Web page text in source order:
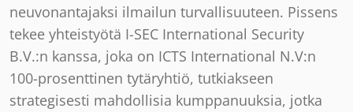
neuvonantajaksi ilmailun turvallisuuteen. Pissens
tekee yhteistyötä I-SEC International Security
B.V.:n kanssa, joka on ICTS International N.V:n
100-prosenttinen tytäryhtiö, tutkiakseen
strategisesti mahdollisia kumppanuuksia, jotka